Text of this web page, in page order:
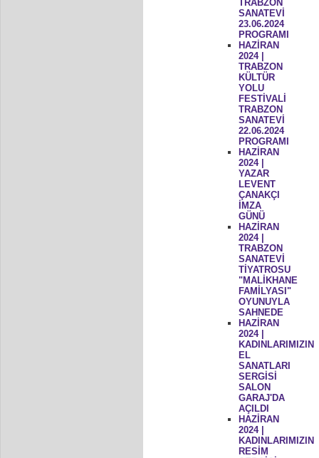
TRABZON
SANATEVİ
23.06.2024
PROGRAMI
HAZİRAN
2024 |
TRABZON
KÜLTÜR
YOLU
FESTİVALİ
TRABZON
SANATEVİ
22.06.2024
PROGRAMI
HAZİRAN
2024 |
YAZAR
LEVENT
ÇANAKÇI
İMZA
GÜNÜ
HAZİRAN
2024 |
TRABZON
SANATEVİ
TİYATROSU
"MALİKHANE
FAMİLYASI"
OYUNUYLA
SAHNEDE
HAZİRAN
2024 |
KADINLARIMIZIN
EL
SANATLARI
SERGİSİ
SALON
GARAJ'DA
AÇILDI
HAZİRAN
2024 |
KADINLARIMIZIN
RESİM